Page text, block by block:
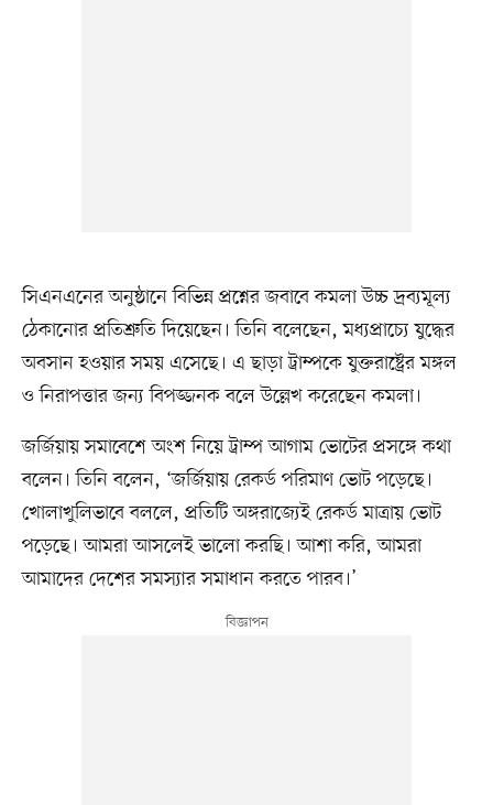
সিএনএনের অনুষ্ঠানে বিভিন্ন প্রশ্নের জবাবে কমলা উচ্চ দ্রব্যমূল্য
ঠেকানোর প্রতিশ্রুতি দিয়েছেন। তিনি বলেছেন, মধ্যপ্রাচ্যে যুদ্ধের
অবসান হওয়ার সময় এসেছে। এ ছাড়া ট্রাম্পকে যুক্তরাষ্ট্রের মঙ্গল
ও নিরাপত্তার জন্য বিপজ্জনক বলে উল্লেখ করেছেন কমলা।
জর্জিয়ায় সমাবেশে অংশ নিয়ে ট্রাম্প আগাম ভোটের প্রসঙ্গে কথা
বলেন। তিনি বলেন, ‘জর্জিয়ায় রেকর্ড পরিমাণ ভোট পড়েছে।
খোলাখুলিভাবে বললে, প্রতিটি অঙ্গরাজ্যেই রেকর্ড মাত্রায় ভোট
পড়েছে। আমরা আসলেই ভালো করছি। আশা করি, আমরা
আমাদের দেশের সমস্যার সমাধান করতে পারব।’